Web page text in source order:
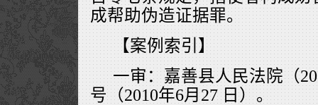
成帮助伪造证据罪。
【案例索引】
一审：嘉善县人民法院（
号（2010年6月27 日）。